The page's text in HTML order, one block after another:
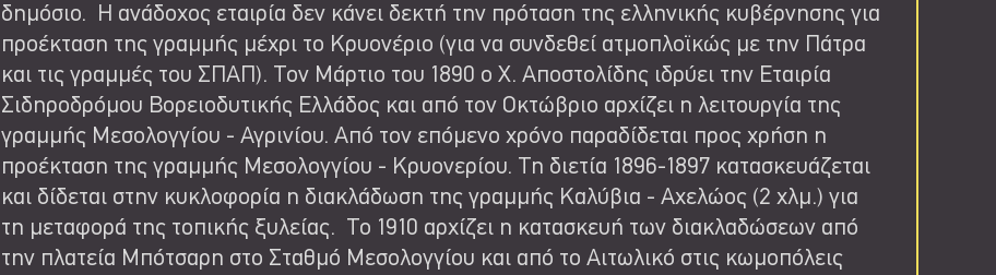
δημόσιο. Η ανάδοχος εταιρία δεν κάνει δεκτή την πρόταση της ελληνικής κυβέρνησης για
προέκταση της γραμμής μέχρι το Κρυονέριο (για να συνδεθεί ατμοπλοϊκώς με την Πάτρα
και τις γραμμές του ΣΠΑΠ). Τον Μάρτιο του 1890 ο Χ. Αποστολίδης ιδρύει την Εταιρία
Σιδηροδρόμου Βορειοδυτικής Ελλάδος και από τον Οκτώβριο αρχίζει η λειτουργία της
γραμμής Μεσολογγίου - Αγρινίου. Από τον επόμενο χρόνο παραδίδεται προς χρήση η
προέκταση της γραμμής Μεσολογγίου - Κρυονερίου. Τη διετία 1896-1897 κατασκευάζεται
και δίδεται στην κυκλοφορία η διακλάδωση της γραμμής Καλύβια - Αχελώος (2 χλμ.) για
τη μεταφορά της τοπικής ξυλείας. Το 1910 αρχίζει η κατασκευή των διακλαδώσεων από
την πλατεία Μπότσαρη στο Σταθμό Μεσολογγίου και από το Αιτωλικό στις κωμοπόλεις